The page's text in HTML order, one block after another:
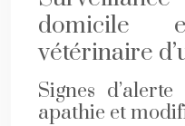
domicile
vétérinaire
Signes
apathie et